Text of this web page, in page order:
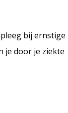
bij ernstige
je door je ziekte